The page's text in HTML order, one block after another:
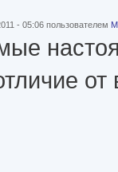
- 05:06 пользователем
от